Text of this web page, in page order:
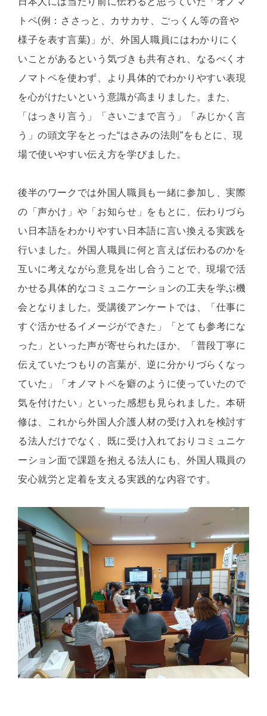
トペ(例：ささっと、カサカサ、ごっくん等の音や
様子を表す言葉)」が、外国人職員にはわかりにく
いことがあるという気づきも共有され、なるべくオ
ノマトペを使わず、より具体的でわかりやすい表現
を心がけたいという意識が高まりました。また、
「はっきり言う」「さいごまで言う」「みじかく言
う」の頭文字をとった“はさみの法則”をもとに、現
場で使いやすい伝え方を学びました。
後半のワークでは外国人職員も一緒に参加し、実際
の「声かけ」や「お知らせ」をもとに、伝わりづら
い日本語をわかりやすい日本語に言い換える実践を
行いました。外国人職員に何と言えば伝わるのかを
互いに考えながら意見を出し合うことで、現場で活
かせる具体的なコミュニケーションの工夫を学ぶ機
会となりました。受講後アンケートでは、「仕事に
すぐ活かせるイメージができた」「とても参考にな
った」といった声が寄せられたほか、「普段丁寧に
伝えていたつもりの言葉が、逆に分かりづらくなっ
ていた」「オノマトペを癖のように使っていたので
気を付けたい」といった感想も見られました。本研
修は、これから外国人介護人材の受け入れを検討す
る法人だけでなく、既に受け入れておりコミュニケ
ーション面で課題を抱える法人にも、外国人職員の
安心就労と定着を支える実践的な内容です。